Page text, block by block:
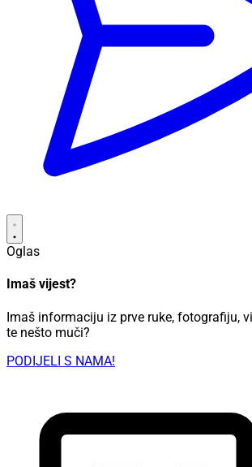
Oglas
Imaš vijest?
Imaš informaciju iz prve ruke, fotografiju,
te nešto muči?
PODIJELI S NAMA!